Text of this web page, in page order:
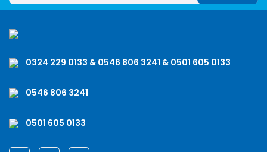
0324 229 0133 & 0546 806 3241 & 0501 605 0133
0546 806 3241
0501 605 0133